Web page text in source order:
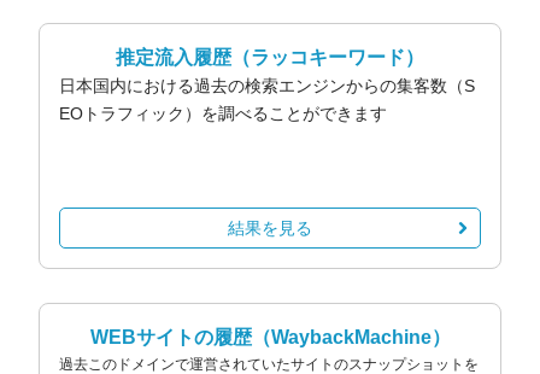
推定流入履歴（ラッコキーワード）
日本国内における過去の検索エンジンからの集客数（S
EOトラフィック）を調べることができます
結果を見る
WEBサイトの履歴（WaybackMachine）
過去このドメインで運営されていたサイトのスナップショットを